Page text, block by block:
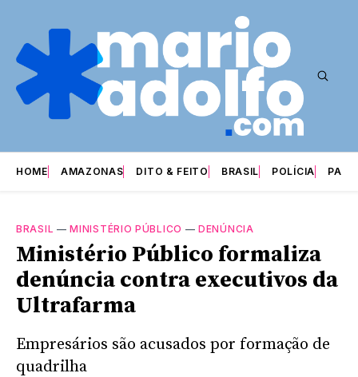
HOME AMAZONAS DITO & FEITO BRASIL POLÍCIA
BRASIL —MINISTÉRIO PÚBLICO —DENÚNCIA
Ministério Público formaliza
denúncia contra executivos da
Ultrafarma
Empresários são acusados por formação de
quadrilha